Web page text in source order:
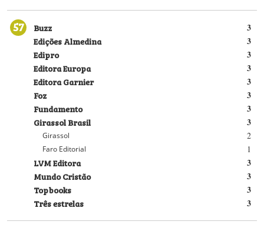
57 3
Buzz
3
Edições Almedina
3
Edipro
3
Editora Europa
3
Editora Garnier
3
Foz
3
Fundamento
3
Girassol Brasil
2
Girassol
1
Faro Editorial
3
LVM Editora
3
Mundo Cristão
3
Topbooks
3
Três estrelas